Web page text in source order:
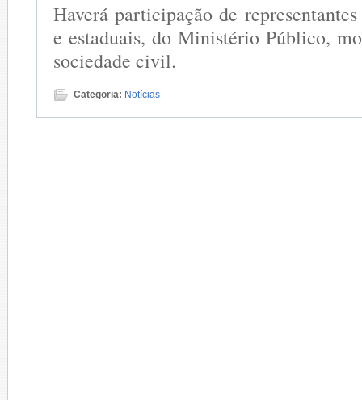
Haverá participação de
e estaduais, do Ministério Público,
sociedade civil.
Categoria: Notícias